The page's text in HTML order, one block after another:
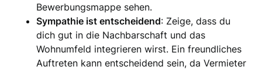
Bewerbungsmappe sehen.
Sympathie ist entscheidend: Zeige, dass du
dich gut in die Nachbarschaft und das
Wohnumfeld integrieren wirst. Ein freundliches
Auftreten kann entscheidend sein, da Vermieter